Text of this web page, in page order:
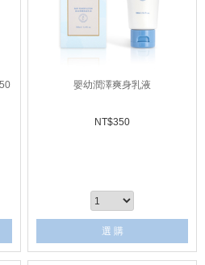
嬰幼潤澤爽身乳液
NT$350
選 購